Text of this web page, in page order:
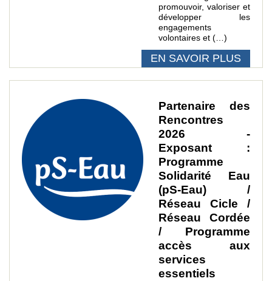
promouvoir, valoriser et
développer les
engagements
volontaires et (…)
EN SAVOIR PLUS
Partenaire des
Rencontres
2026 -
Exposant :
Programme
Solidarité Eau
(pS-Eau) /
Réseau Cicle /
Réseau Cordée
/ Programme
accès aux
services
essentiels